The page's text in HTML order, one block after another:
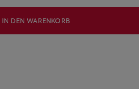
IN DEN WARENKORB